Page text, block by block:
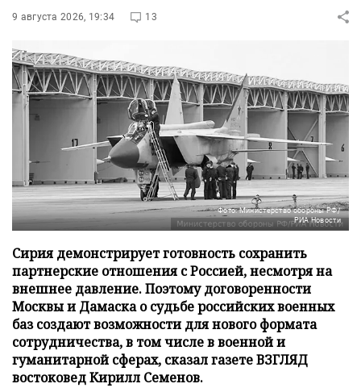
9 августа 2026, 19:34 13
Фото: Министерство обороны РФ/
РИА Новости
Сирия демонстрирует готовность сохранить
партнерские отношения с Россией, несмотря на
внешнее давление. Поэтому договоренности
Москвы и Дамаска о судьбе российских военных
баз создают возможности для нового формата
сотрудничества, в том числе в военной и
гуманитарной сферах, сказал газете ВЗГЛЯД
востоковед Кирилл Семенов.